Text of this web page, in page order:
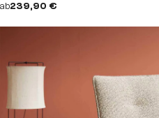
ab239,90 €